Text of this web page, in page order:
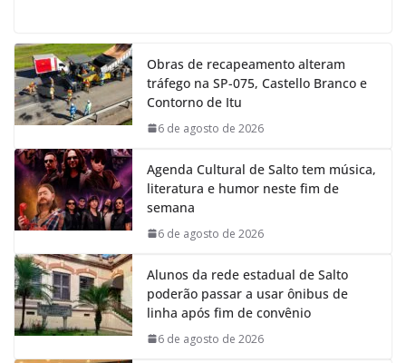
e
b
o
o
k
t
s
A
p
p
k
e
d
I
n
m
Obras de recapeamento alteram
tráfego na SP-075, Castello Branco e
Contorno de Itu
6 de agosto de 2026
Agenda Cultural de Salto tem música,
literatura e humor neste fim de
semana
6 de agosto de 2026
Alunos da rede estadual de Salto
poderão passar a usar ônibus de
linha após fim de convênio
6 de agosto de 2026